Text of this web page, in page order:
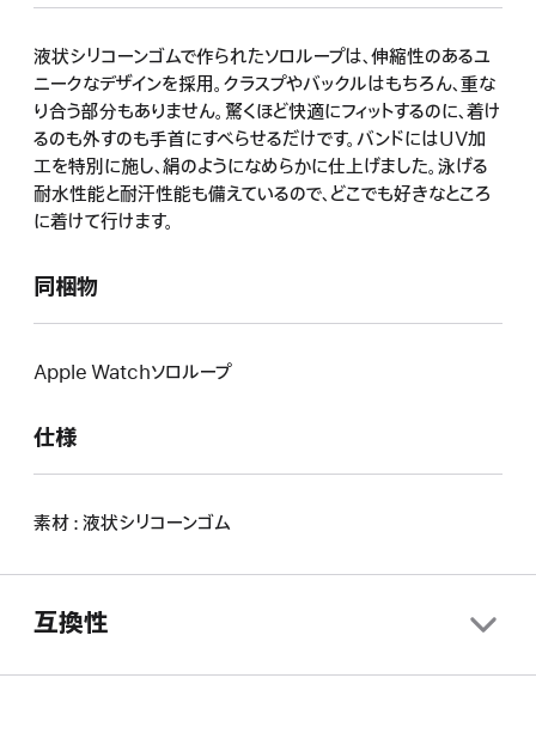
す）
液状シリコーンゴムで作られたソロループは、伸縮性のあるユ
ニークなデザインを採用。クラスプやバックルはもちろん、重な
り合う部分もありません。驚くほど快適にフィットするのに、着け
るのも外すのも手首にすべらせるだけです。バンドにはUV加
工を特別に施し、絹のようになめらかに仕上げました。泳げる
耐水性能と耐汗性能も備えているので、どこでも好きなところ
に着けて行けます。
同梱物
Apple Watchソロループ
仕様
素材 : 液状シリコーンゴム
互換性